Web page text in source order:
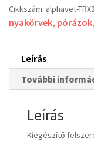
Cikkszám: alphavet-
nyakörvek,
Leírás
További
Leírás
Kiegészítő